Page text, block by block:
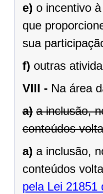
e) o incentivo
que
sua
f) outras
VIII - Na área
a) a inclusão,
conteúdos
a) a inclusão,
conteúdos
pela Lei 21851